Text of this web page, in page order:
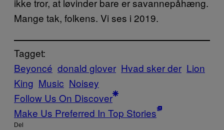
ikke tror, at løvinder bare er savannepåhæng.
Mange tak, folkens. Vi ses i 2019.
Tagget:
Beyoncé donald glover Hvad sker der Lion
King Music Noisey
Follow Us On Discover
Make Us Preferred In Top Stories
Del